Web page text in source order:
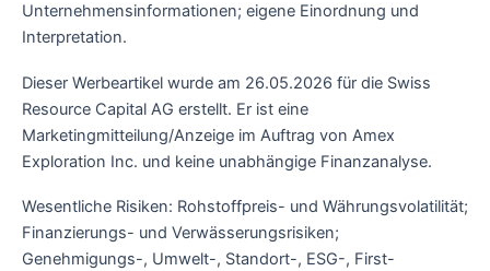
Unternehmensinformationen; eigene Einordnung und
Interpretation.
Dieser Werbeartikel wurde am 26.05.2026 für die Swiss
Resource Capital AG erstellt. Er ist eine
Marketingmitteilung/Anzeige im Auftrag von Amex
Exploration Inc. und keine unabhängige Finanzanalyse.
Wesentliche Risiken: Rohstoffpreis- und Währungsvolatilität;
Finanzierungs- und Verwässerungsrisiken;
Genehmigungs-, Umwelt-, Standort-, ESG-, First-